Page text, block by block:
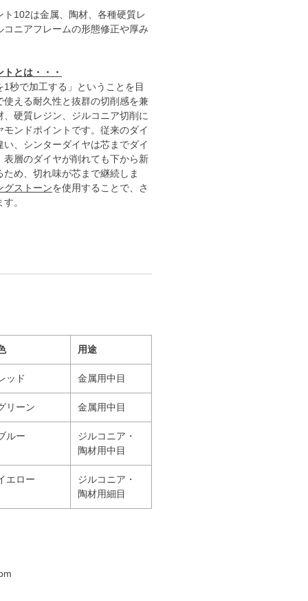
102は金属、
陶材、各種硬質レ
コニアフレームの形態修正や厚み
とは・・・
1秒で加工する」ということを目
使える耐久性と抜群の切削感を兼
硬質レジン、ジルコニア切削に
ンドポイントです。従来のダイ
い、シンターダイヤは芯までダイ
表層のダイヤが削れても下から新
ため、切れ味が芯まで継続しま
グストーンを使用することで、さ
。
用途
ッド 金属用中目
リーン 金属用中目
ルー
ジルコニア・
陶材用中目
エロー
ジルコニア・
陶材用細目